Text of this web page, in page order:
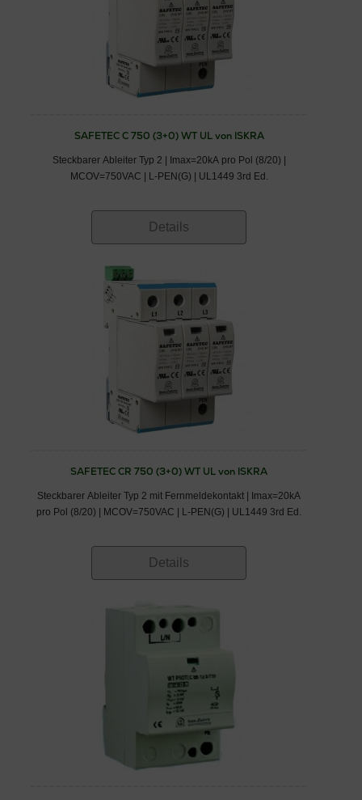
SAFETEC C 750 (3+0) WT UL von ISKRA
Steckbarer Ableiter Typ 2 | Imax=20kA pro Pol (8/20) |
MCOV=750VAC | L-PEN(G) | UL1449 3rd Ed.
Details
SAFETEC CR 750 (3+0) WT UL von ISKRA
Steckbarer Ableiter Typ 2 mit Fernmeldekontakt | Imax=20kA
pro Pol (8/20) | MCOV=750VAC | L-PEN(G) | UL1449 3rd Ed.
Details